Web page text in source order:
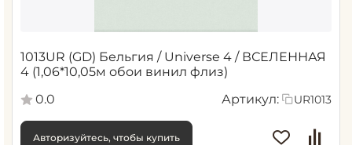
1013UR (GD) Бельгия / Universe 4 / ВСЕЛЕННАЯ
4 (1,06*10,05м обои винил флиз)
0.0
Артикул: UR1013
Авторизуйтесь, чтобы купить